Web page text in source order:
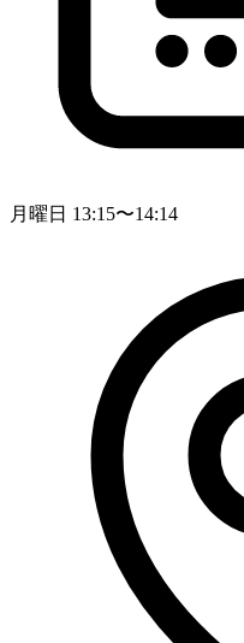
月曜日 13:15〜14:14